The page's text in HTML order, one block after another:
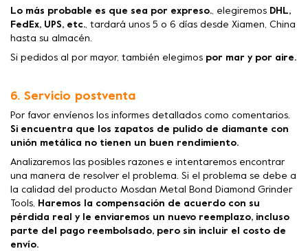
Lo más probable es que sea por expreso., elegiremos DHL,
FedEx, UPS, etc., tardará unos 5 o 6 días desde Xiamen, China
hasta su almacén.
Si pedidos al por mayor, también elegimos por mar y por aire.
6. Servicio postventa
Por favor envíenos los informes detallados como comentarios.
Si encuentra que los zapatos de pulido de diamante con
unión metálica no tienen un buen rendimiento.
Analizaremos las posibles razones e intentaremos encontrar
una manera de resolver el problema. Si el problema se debe a
la calidad del producto Mosdan Metal Bond Diamond Grinder
Tools, Haremos la compensación de acuerdo con su
pérdida real y le enviaremos un nuevo reemplazo, incluso
parte del pago reembolsado, pero sin incluir el costo de
envío.